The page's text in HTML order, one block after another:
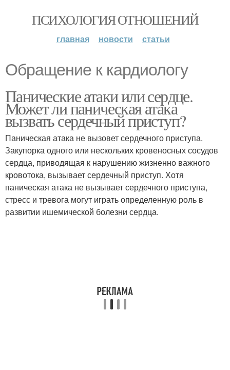
ПСИХОЛОГИЯ ОТНОШЕНИЙ
главная новости статьи
Обращение к кардиологу
Панические атаки или сердце.
Может ли паническая атака
вызвать сердечный приступ?
Паническая атака не вызовет сердечного приступа.
Закупорка одного или нескольких кровеносных сосудов
сердца, приводящая к нарушению жизненно важного
кровотока, вызывает сердечный приступ. Хотя
паническая атака не вызывает сердечного приступа,
стресс и тревога могут играть определенную роль в
развитии ишемической болезни сердца.